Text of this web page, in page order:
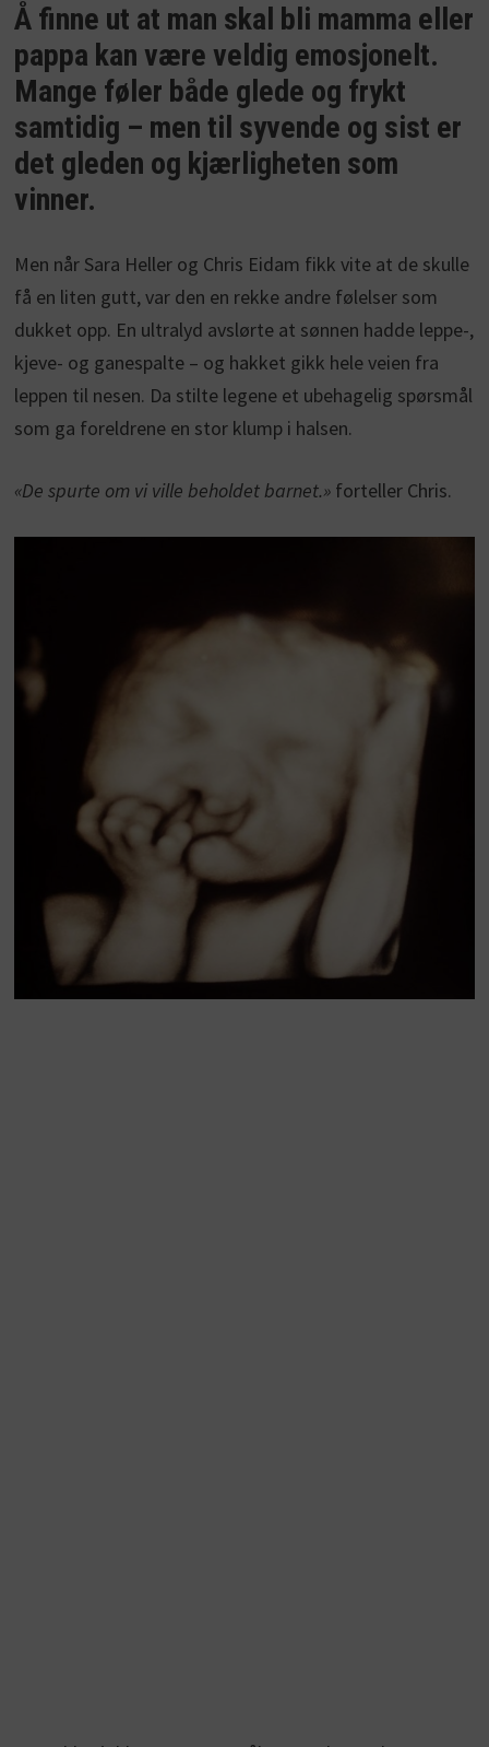
Å finne ut at man skal bli mamma eller
pappa kan være veldig emosjonelt.
Mange føler både glede og frykt
samtidig – men til syvende og sist er
det gleden og kjærligheten som
vinner.
Men når Sara Heller og Chris Eidam fikk vite at de skulle
få en liten gutt, var den en rekke andre følelser som
dukket opp. En ultralyd avslørte at sønnen hadde leppe-,
kjeve- og ganespalte – og hakket gikk hele veien fra
leppen til nesen. Da stilte legene et ubehagelig spørsmål
som ga foreldrene en stor klump i halsen.
«De spurte om vi ville beholdet barnet.»forteller Chris.